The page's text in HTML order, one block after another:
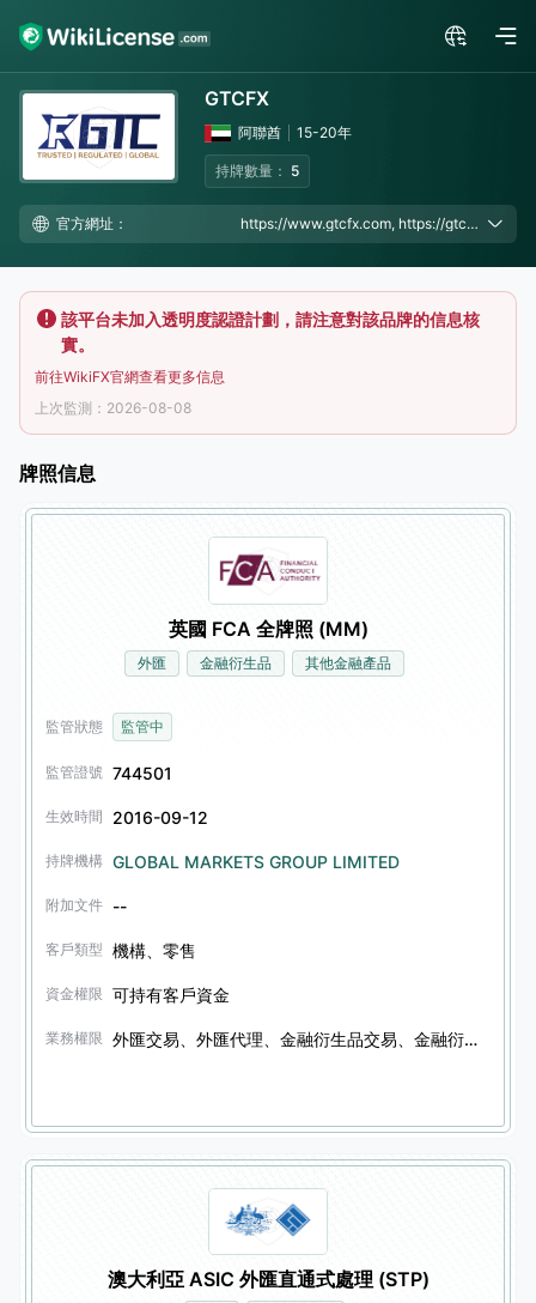
GTCFX
阿聯酋 15-20年
持牌數量： 5
官方網址： https://www.gtcfx.com, https://gtc-asia.net/
該平台未加入透明度認證計劃，請注意對該品牌的信息核
實。
前往WikiFX官網查看更多信息
上次監測：2026-08-08
牌照信息
英國 FCA 全牌照 (MM)
外匯 金融衍生品 其他金融產品
監管狀態 監管中
監管證號 744501
生效時間 2016-09-12
持牌機構 GLOBAL MARKETS GROUP LIMITED
附加文件 --
客戶類型 機構、零售
資金權限 可持有客戶資金
業務權限 外匯交易、外匯代理、金融衍生品交易、金融衍生品代理、其他金融產品交易、其他金融產品代理
澳大利亞 ASIC 外匯直通式處理 (STP)